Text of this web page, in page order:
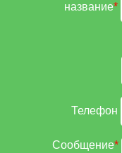
название*
Телефон
Сообщение*